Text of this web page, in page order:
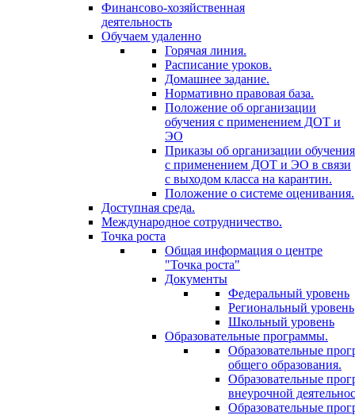
Финансово-хозяйственная
деятельность
Обучаем удаленно
Горячая линия.
Расписание уроков.
Домашнее задание.
Нормативно правовая база.
Положение об организации
обучения с применением ДОТ и
ЭО
Приказы об организации обучения
с применением ДОТ и ЭО в связи
с выходом класса на карантин.
Положение о системе оценивания.
Доступная среда.
Международное сотрудничество.
Точка роста
Общая информация о центре
"Точка роста"
Документы
Федеральный уровень
Региональный уровень
Школьный уровень
Образовательные программы.
Образовательные
общего образования.
Образовательные
внеурочной
Образовательные